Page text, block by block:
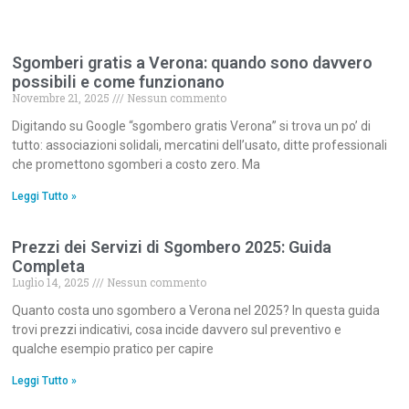
Sgomberi gratis a Verona: quando sono davvero
possibili e come funzionano
Novembre 21, 2025
Nessun commento
Digitando su Google “sgombero gratis Verona” si trova un po’ di
tutto: associazioni solidali, mercatini dell’usato, ditte professionali
che promettono sgomberi a costo zero. Ma
Leggi Tutto »
Prezzi dei Servizi di Sgombero 2025: Guida
Completa
Luglio 14, 2025
Nessun commento
Quanto costa uno sgombero a Verona nel 2025? In questa guida
trovi prezzi indicativi, cosa incide davvero sul preventivo e
qualche esempio pratico per capire
Leggi Tutto »